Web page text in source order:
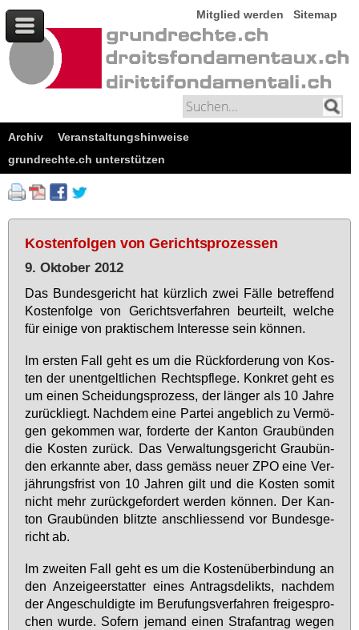
Mitglied werden Sitemap
Archiv
Veranstaltungshinweise
grundrechte.ch unterstützen
Kostenfolgen von Gerichtsprozessen
9. Oktober 2012
Das Bun­des­ge­richt hat kürz­lich zwei Fäl­le be­tref­fend
Kos­ten­fol­ge von Ge­richts­ver­fah­ren be­ur­teilt, wel­che
für ei­ni­ge von prak­ti­schem In­ter­es­se sein kön­nen.
Im ers­ten Fall geht es um die Rück­for­de­rung von Kos­
ten der un­ent­gelt­li­chen Rechts­pfle­ge. Kon­kret geht es
um ei­nen Schei­dungs­pro­zess, der län­ger als 10 Jah­re
zu­rück­liegt. Nach­dem ei­ne Par­tei an­geb­lich zu Ver­mö­
gen ge­kom­men war, for­der­te der Kan­ton Grau­bün­den
die Kos­ten zu­rück. Das Ver­wal­tungs­ge­richt Grau­bün­
den er­kann­te aber, dass ge­mäss neu­er ZPO ei­ne Ver­
jäh­rungs­frist von 10 Jah­ren gilt und die Kos­ten so­mit
nicht mehr zu­rück­ge­for­dert wer­den kön­nen. Der Kan­
ton Grau­bün­den blitz­te an­schlies­send vor Bun­des­ge­
richt ab.
Im zwei­ten Fall geht es um die Kos­ten­über­bin­dung an
den An­zei­ge­er­stat­ter ei­nes An­trags­de­likts, nach­dem
der An­ge­schul­dig­te im Be­ru­fungs­ver­fah­ren frei­ge­spro­
chen wur­de. So­fern je­mand ei­nen Straf­an­trag we­gen